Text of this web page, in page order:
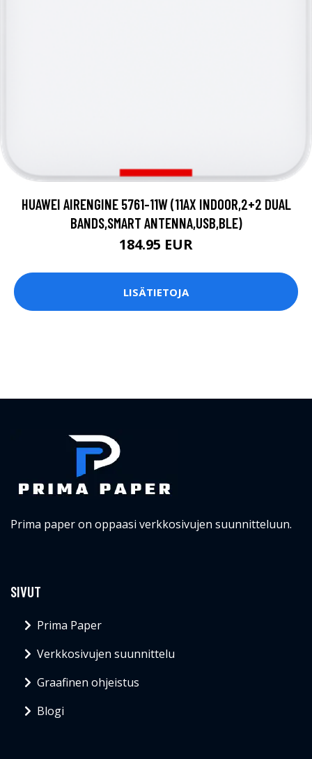
HUAWEI AIRENGINE 5761-11W (11AX INDOOR,2+2 DUAL
BANDS,SMART ANTENNA,USB,BLE)
184.95 EUR
LISÄTIETOJA
Prima paper on oppaasi verkkosivujen suunnitteluun.
SIVUT
Prima Paper
Verkkosivujen suunnittelu
Graafinen ohjeistus
Blogi